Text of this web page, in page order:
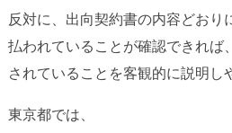
反対に、出向契約書の内容どおり
払われていることが確認できれば
されていることを客観的に説明し
東京都では、